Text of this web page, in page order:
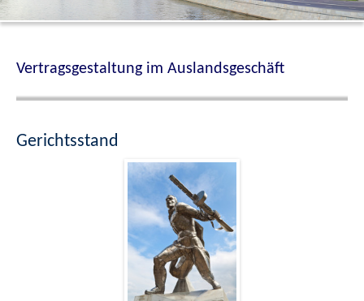
Vertragsgestaltung im Auslandsgeschäft
Gerichtsstand